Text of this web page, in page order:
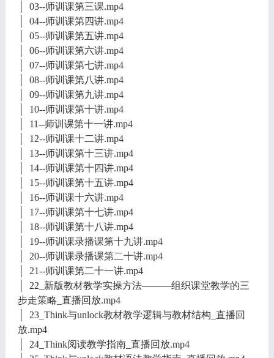
│ 03--师训课第三课.mp4
│ 04--师训课第四讲.mp4
│ 05--师训课第五讲.mp4
│ 06--师训课第六讲.mp4
│ 07--师训课第七讲.mp4
│ 08--师训课第八讲.mp4
│ 09--师训课第九讲.mp4
│ 10--师训课第十讲.mp4
│ 11--师训课第十一讲.mp4
│ 12--师训课十二讲.mp4
│ 13--师训课第十三讲.mp4
│ 14--师训课第十四讲.mp4
│ 15--师训课第十五讲.mp4
│ 16--师训课十六讲.mp4
│ 17--师训课第十七讲.mp4
│ 18--师训课第十八讲.mp4
│ 19--师训课录播课第十九讲.mp4
│ 20--师训课录播课第二十讲.mp4
│ 21--师训课第二十一讲.mp4
│ 22_新版教材教学实操方法———组织课堂教学的三
步走策略_直播回放.mp4
│ 23_Think与unlock教材教学逻辑与教材结构_直播回
放.mp4
│ 24_Think阅读教学指南_直播回放.mp4